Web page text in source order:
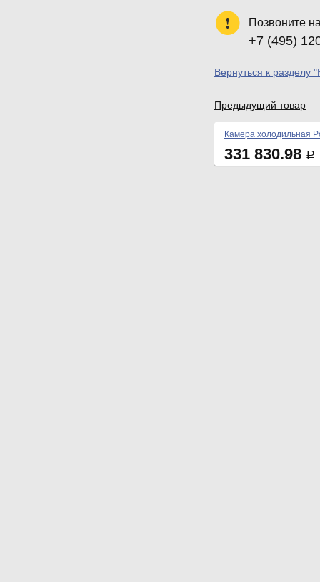
Позвоните
+7 (495)
Вернуться к
Предыдущий товар
Камера холодильная
331 830.98 Р